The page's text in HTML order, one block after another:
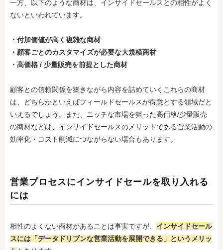
一方、以下のような商材は、インサイドセールスとの相性がよく
ないといわれています。
・付加価値が高く複雑な商材
・顧客ごとのカスタマイズが必要な大規模商材
・高価格 / 少量販売を前提とした商材
顧客との信頼関係を築きながら内容を詰めていくこれらの商材
は、どちらかといえばフィールドセールスが得意とする領域だと
いえるでしょう。また、ニッチな市場を狙った高価格/少量販売
の商材などは、インサイドセールスのメリットである営業活動の
効率化・コスト削減につながらない場合もあります。
営業プロセスにインサイドセールを取り入れる
には
相性のよくない商材があることは事実ですが、 インサイドセール
スには「データドリブンな営業活動を展開できる」というメリッ